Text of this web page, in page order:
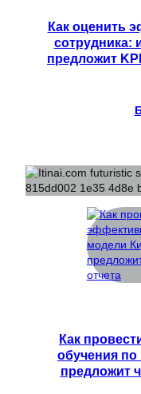
Как оценить
сотрудника:
предложит
Как
обучения
предложит